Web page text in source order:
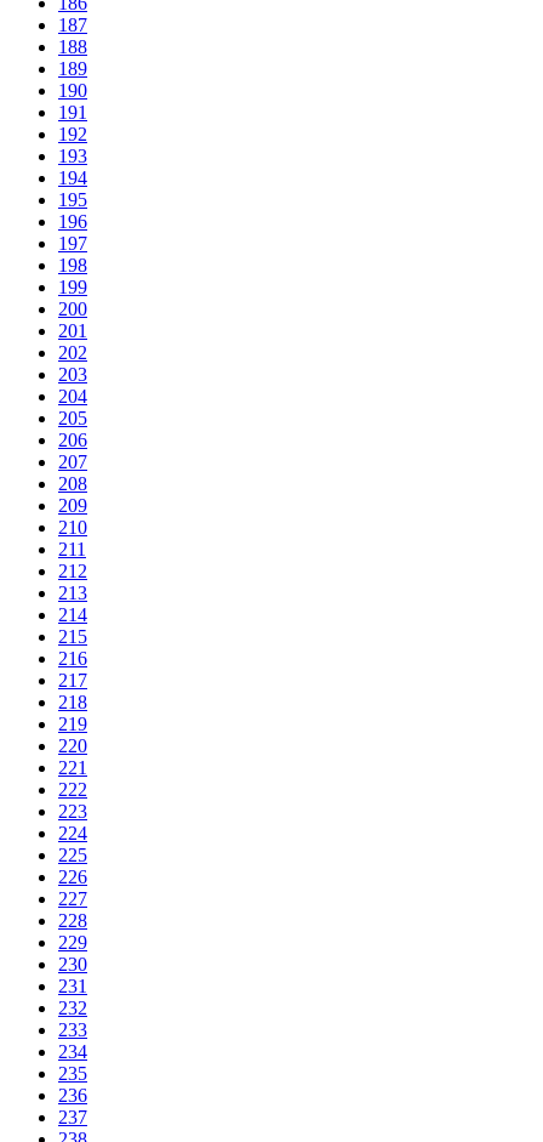
187
188
189
190
191
192
193
194
195
196
197
198
199
200
201
202
203
204
205
206
207
208
209
210
211
212
213
214
215
216
217
218
219
220
221
222
223
224
225
226
227
228
229
230
231
232
233
234
235
236
237